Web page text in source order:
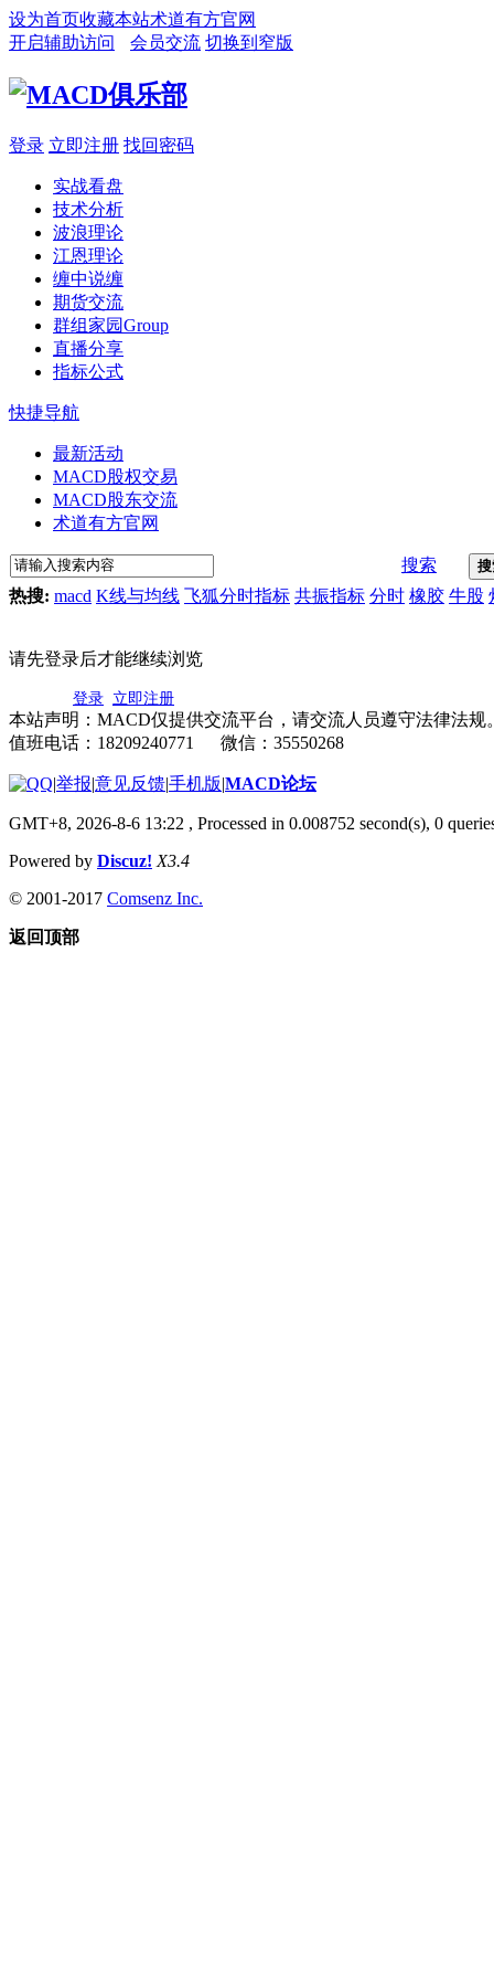
设为首页收藏本站术道有方官网
开启辅助访问
会员交流 切换到窄版
登录 立即注册 找回密码
实战看盘
技术分析
波浪理论
江恩理论
缠中说缠
期货交流
群组家园Group
直播分享
指标公式
快捷导航
最新活动
MACD股权交易
MACD股东交流
术道有方官网
搜索
热搜: macd K线与均线 飞狐分时指标 共振指标 分时 橡胶 牛股
请先登录后才能继续浏览
登录 立即注册
本站声明：MACD仅提供交流平台，请交流人员遵守法律法规
值班电话：18209240771 微信：35550268
|举报|意见反馈|手机版|MACD论坛
GMT+8, 2026-8-6 13:22 , Processed in 0.008752 second(s), 0
Powered by Discuz! X3.4
© 2001-2017 Comsenz Inc.
返回顶部